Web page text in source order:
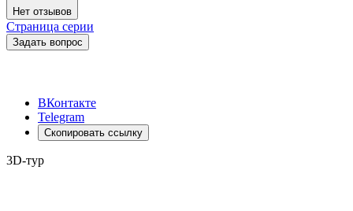
Нет отзывов
Страница серии
Задать вопрос
ВКонтакте
Telegram
Скопировать ссылку
3D-тур